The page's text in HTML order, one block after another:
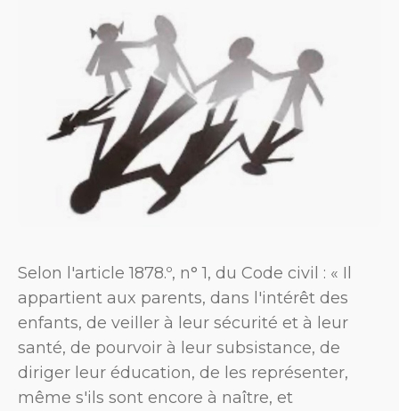
Selon l'article 1878.º, n° 1, du Code civil : « Il
appartient aux parents, dans l'intérêt des
enfants, de veiller à leur sécurité et à leur
santé, de pourvoir à leur subsistance, de
diriger leur éducation, de les représenter,
même s'ils sont encore à naître, et